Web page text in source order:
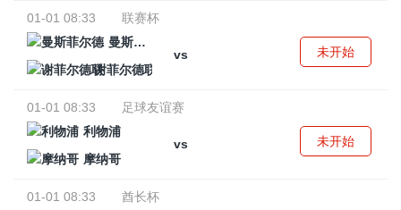
01-01 08:33
联赛杯
曼斯菲尔德
vs
谢菲尔德联
未开始
01-01 08:33
足球友谊赛
利物浦
vs
摩纳哥
未开始
01-01 08:33
酋长杯